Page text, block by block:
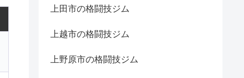
上田市の格闘技ジム
上越市の格闘技ジム
上野原市の格闘技ジム